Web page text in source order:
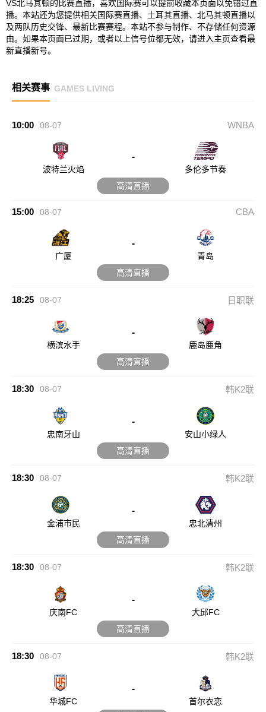
VS北马其顿的比赛直播，喜欢国际赛可以提前收藏本页面以免错过直
播。本站还为您提供相关国际赛直播、土耳其直播、北马其顿直播以
及两队历史交锋、最新比赛赛程。本站不参与制作、不存储任何资源
由。如果本页面已过期，或者以上信号位都无效，请进入主页查看最
新直播新号。
相关赛事 GAMES LIVING
10:00 08-07 WNBA
波特兰火焰
-
多伦多节奏
高清直播
15:00 08-07 CBA
广厦
-
青岛
高清直播
18:25 08-07 日职联
横滨水手
-
鹿岛鹿角
高清直播
18:30 08-07 韩K2联
忠南牙山
-
安山小绿人
高清直播
18:30 08-07 韩K2联
金浦市民
-
忠北清州
高清直播
18:30 08-07 韩K2联
庆南FC
-
大邱FC
高清直播
18:30 08-07 韩K2联
华城FC
-
首尔衣恋